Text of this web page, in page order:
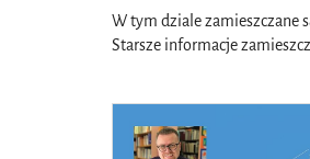
W tym dziale zamieszczane
Starsze informacje